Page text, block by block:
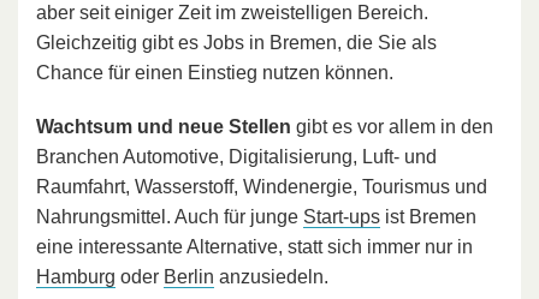
aber seit einiger Zeit im zweistelligen Bereich.
Gleichzeitig gibt es Jobs in Bremen, die Sie als
Chance für einen Einstieg nutzen können.
Wachtsum und neue Stellen gibt es vor allem in den
Branchen Automotive, Digitalisierung, Luft- und
Raumfahrt, Wasserstoff, Windenergie, Tourismus und
Nahrungsmittel. Auch für junge Start-ups ist Bremen
eine interessante Alternative, statt sich immer nur in
Hamburg oder Berlin anzusiedeln.